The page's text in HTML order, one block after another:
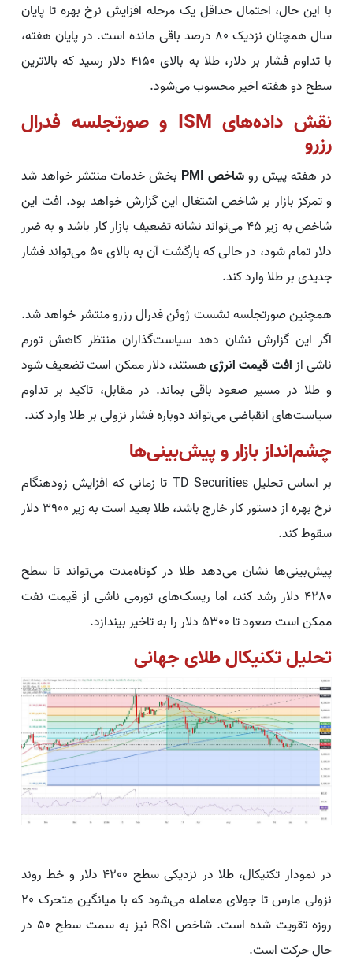
با این حال، احتمال حداقل یک مرحله افزایش نرخ بهره تا پایان
سال همچنان نزدیک 80 درصد باقی مانده است. در پایان هفته،
با تداوم فشار بر دلار، طلا به بالای 4150 دلار رسید که بالاترین
سطح دو هفته اخیر محسوب می‌شود.
نقش داده‌های ISM و صورتجلسه فدرال
رزرو
در هفته پیش‌ روشاخص PMI
بخش خدمات منتشر خواهد شد
و تمرکز بازار بر شاخص اشتغال این گزارش خواهد بود. افت این
شاخص به زیر 45 می‌تواند نشانه تضعیف بازار کار باشد و به ضرر
دلار تمام شود، در حالی که بازگشت آن به بالای 50 می‌تواند فشار
جدیدی بر طلا وارد کند.
همچنین صورتجلسه نشست ژوئن فدرال رزرو منتشر خواهد شد.
اگر این گزارش نشان دهد سیاست‌گذاران منتظر کاهش تورم
ناشی ازافت قیمت انرژیهستند، دلار ممکن است تضعیف شود
و طلا در مسیر صعود باقی بماند. در مقابل، تاکید بر تداوم
سیاست‌های انقباضی می‌تواند دوباره فشار نزولی بر طلا وارد کند.
چشم‌انداز بازار و پیش‌بینی‌ها
بر اساس تحلیل TD Securities تا زمانی که افزایش زودهنگام
نرخ بهره از دستور کار خارج باشد، طلا بعید است به زیر 3900 دلار
سقوط کند.
پیش‌بینی‌ها نشان می‌دهد طلا در کوتاه‌مدت می‌تواند تا سطح
4280 دلار رشد کند، اما ریسک‌های تورمی ناشی از قیمت نفت
ممکن است صعود تا 5300 دلار را به تاخیر بیندازد.
تحلیل تکنیکال طلای جهانی
در نمودار تکنیکال، طلا در نزدیکی سطح 4200 دلار و خط روند
نزولی مارس تا جولای معامله می‌شود که با میانگین متحرک 20
روزه تقویت شده است. شاخص RSI نیز به سمت سطح 50 در
حال حرکت است.